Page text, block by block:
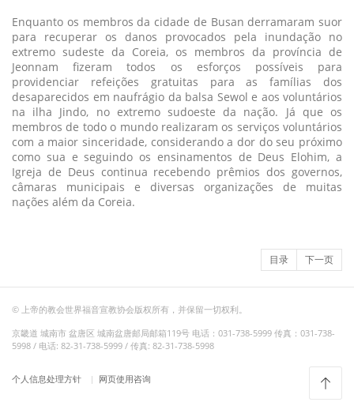
Enquanto os membros da cidade de Busan derramaram suor
para recuperar os danos provocados pela inundação no
extremo sudeste da Coreia, os membros da província de
Jeonnam fizeram todos os esforços possíveis para
providenciar refeições gratuitas para as famílias dos
desaparecidos em naufrágio da balsa Sewol e aos voluntários
na ilha Jindo, no extremo sudoeste da nação. Já que os
membros de todo o mundo realizaram os serviços voluntários
com a maior sinceridade, considerando a dor do seu próximo
como sua e seguindo os ensinamentos de Deus Elohim, a
Igreja de Deus continua recebendo prêmios dos governos,
câmaras municipais e diversas organizações de muitas
nações além da Coreia.
目录 下一页
© 上帝的教会世界福音宣教协会版权所有，并保留一切权利。
京畿道 城南市 盆唐区 城南盆唐邮局邮箱119号 电话：031-738-5999 传真：031-738-
5998 / 电话: 82-31-738-5999 / 传真: 82-31-738-5998
个人信息处理方针 网页使用咨询